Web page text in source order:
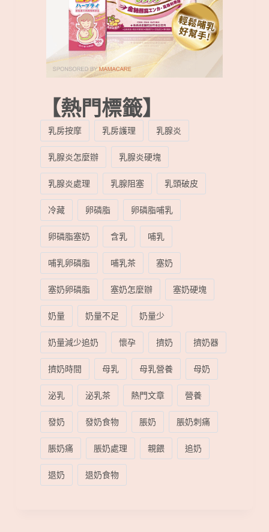
【熱門標籤】
乳房按摩 乳房護理
乳腺炎
乳腺炎怎麼辦
乳腺炎硬塊
乳腺炎處理
乳腺阻塞
乳頭破皮
冷藏
卵磷脂
卵磷脂哺乳
卵磷脂塞奶
含乳
哺乳
哺乳卵磷脂
哺乳茶
塞奶
塞奶卵磷脂
塞奶怎麼辦
塞奶硬塊
奶量
奶量不足
奶量少
奶量減少追奶
懷孕 擠奶
擠奶器
擠奶時間
母乳 母乳營養
母奶
泌乳
泌乳茶 熱門文章
營養
發奶
發奶食物 脹奶
脹奶刺痛
脹奶痛
脹奶處理 親餵
追奶
退奶
退奶食物